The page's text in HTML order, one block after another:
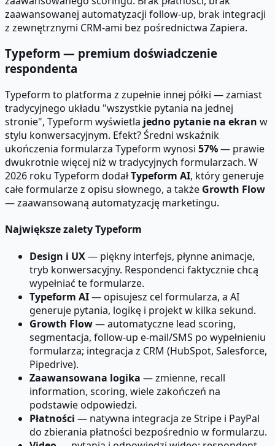
zaawansowanej automatyzacji follow-up, brak integracji
z zewnętrznymi CRM-ami bez pośrednictwa Zapiera.
Typeform — premium doświadczenie
respondenta
Typeform to platforma z zupełnie innej półki — zamiast
tradycyjnego układu "wszystkie pytania na jednej
stronie", Typeform wyświetla jedno pytanie na ekran w
stylu konwersacyjnym. Efekt? Średni wskaźnik
ukończenia formularza Typeform wynosi 57%— prawie
dwukrotnie więcej niż w tradycyjnych formularzach. W
2026 roku Typeform dodałTypeform AI, który generuje
całe formularze z opisu słownego, a także Growth Flow
— zaawansowaną automatyzację marketingu.
Największe zalety Typeform
Design i UX— piękny interfejs, płynne animacje,
tryb konwersacyjny. Respondenci faktycznie chcą
wypełniać te formularze.
Typeform AI— opisujesz cel formularza, a AI
generuje pytania, logikę i projekt w kilka sekund.
Growth Flow— automatyczne lead scoring,
segmentacja, follow-up e-mail/SMS po wypełnieniu
formularza; integracja z CRM (HubSpot, Salesforce,
Pipedrive).
Zaawansowana logika — zmienne, recall
information, scoring, wiele zakończeń na
podstawie odpowiedzi.
Płatności — natywna integracja ze Stripe i PayPal
do zbierania płatności bezpośrednio w formularzu.